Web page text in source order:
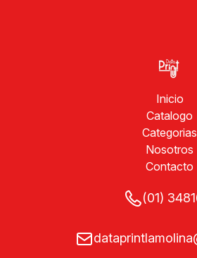
Inicio
Catalogo
Categorias
Nosotros
Contacto
(01)